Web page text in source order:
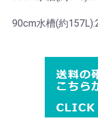
90cm水槽(約